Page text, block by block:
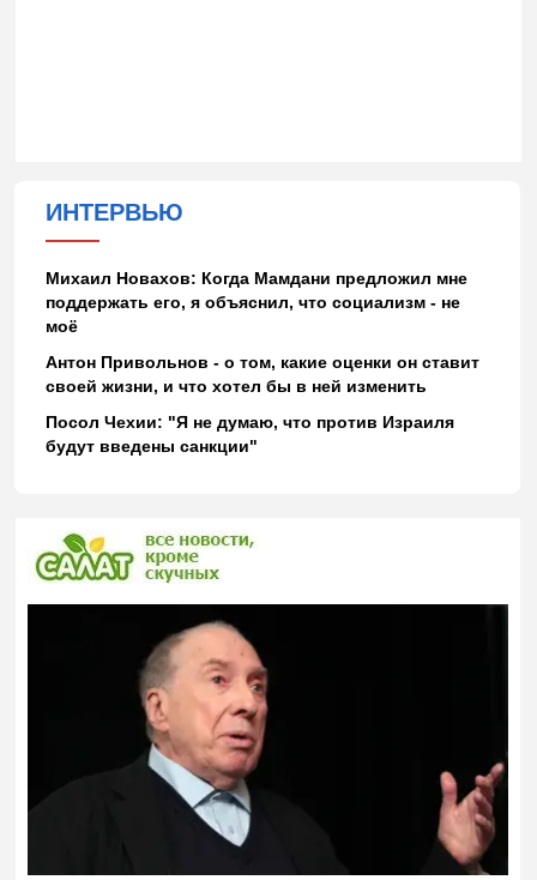
ИНТЕРВЬЮ
Михаил Новахов: Когда Мамдани предложил мне
поддержать его, я объяснил, что социализм - не
моё
Антон Привольнов - о том, какие оценки он ставит
своей жизни, и что хотел бы в ней изменить
Посол Чехии: "Я не думаю, что против Израиля
будут введены санкции"